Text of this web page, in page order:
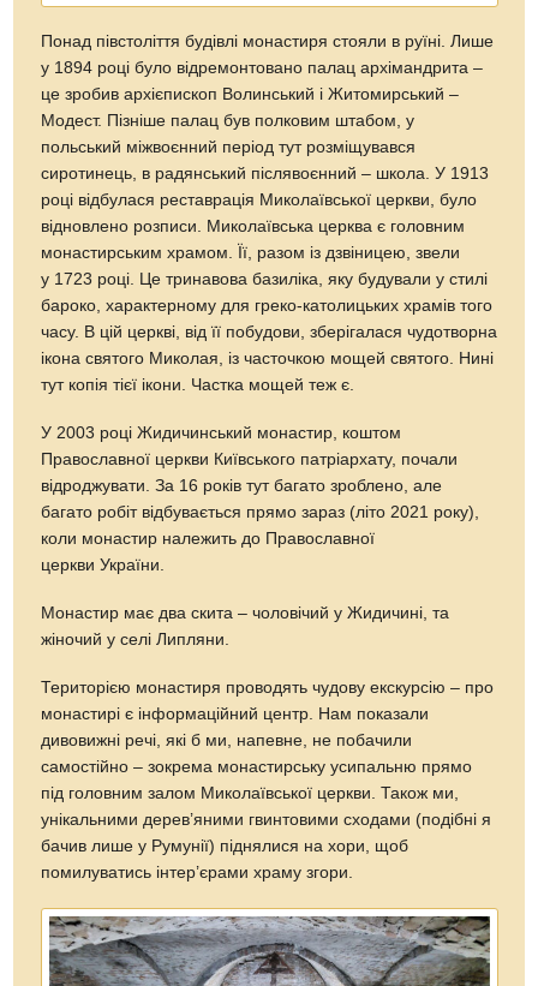
Понад півстоліття будівлі монастиря стояли в руїні. Лише
у 1894 році було відремонтовано палац архімандрита –
це зробив архієпископ Волинський і Житомирський –
Модест. Пізніше палац був полковим штабом, у
польський міжвоєнний період тут розміщувався
сиротинець, в радянський післявоєнний – школа. У 1913
році відбулася реставрація Миколаївської церкви, було
відновлено розписи. Миколаївська церква є головним
монастирським храмом. Її, разом із дзвіницею, звели
у 1723 році. Це тринавова базиліка, яку будували у стилі
бароко, характерному для греко-католицьких храмів того
часу. В цій церкві, від її побудови, зберігалася чудотворна
ікона святого Миколая, із часточкою мощей святого. Нині
тут копія тієї ікони. Частка мощей теж є.
У 2003 році Жидичинський монастир, коштом
Православної церкви Київського патріархату, почали
відроджувати. За 16 років тут багато зроблено, але
багато робіт відбувається прямо зараз (літо 2021 року),
коли монастир належить до Православної
церкви України.
Монастир має два скита – чоловічий у Жидичині, та
жіночий у селі Липляни.
Територією монастиря проводять чудову екскурсію – про
монастирі є інформаційний центр. Нам показали
дивовижні речі, які б ми, напевне, не побачили
самостійно – зокрема монастирську усипальню прямо
під головним залом Миколаївської церкви. Також ми,
унікальними дерев’яними гвинтовими сходами (подібні я
бачив лише у Румунії) піднялися на хори, щоб
помилуватись інтер’єрами храму згори.